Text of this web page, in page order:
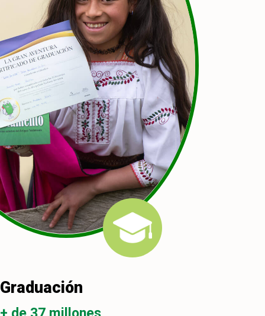
Graduación